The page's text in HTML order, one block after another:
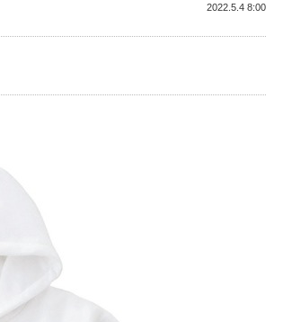
2022.5.4 8:00